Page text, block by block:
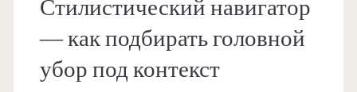
Стилистический навигатор
— как подбирать головной
убор под контекст